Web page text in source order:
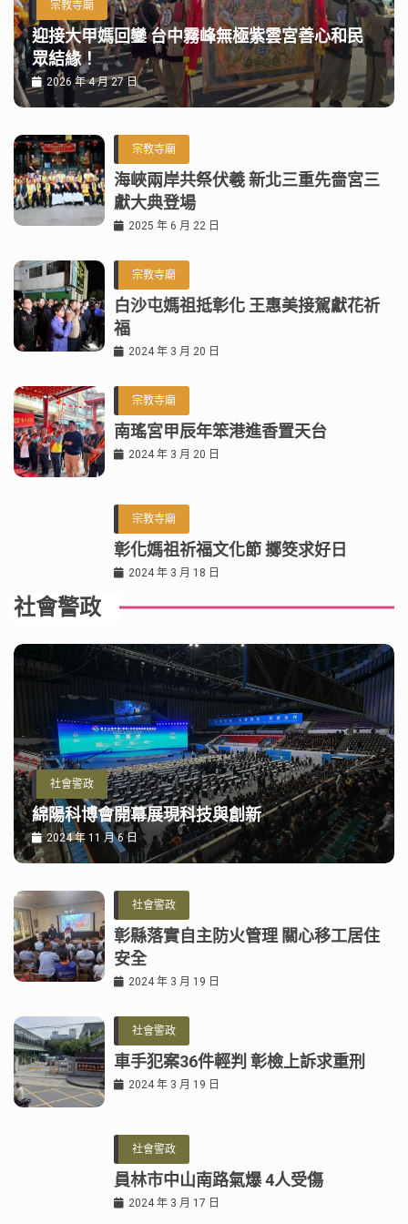
宗教寺廟
迎接大甲媽回鑾 台中霧峰無極紫雲宮善心和民
眾結緣！
2026 年 4 月 27 日
宗教寺廟
海峽兩岸共祭伏羲 新北三重先嗇宮三
獻大典登場
2025 年 6 月 22 日
宗教寺廟
白沙屯媽祖抵彰化 王惠美接駕獻花祈
福
2024 年 3 月 20 日
宗教寺廟
南瑤宮甲辰年笨港進香置天台
2024 年 3 月 20 日
宗教寺廟
彰化媽祖祈福文化節 擲筊求好日
2024 年 3 月 18 日
社會警政
社會警政
綿陽科博會開幕展現科技與創新
2024 年 11 月 6 日
社會警政
彰縣落實自主防火管理 關心移工居住
安全
2024 年 3 月 19 日
社會警政
車手犯案36件輕判 彰檢上訴求重刑
2024 年 3 月 19 日
社會警政
員林市中山南路氣爆 4人受傷
2024 年 3 月 17 日